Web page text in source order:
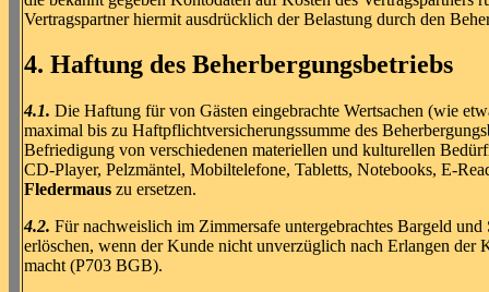
Vertragspartner hiermit ausdrücklich der Belastung durch den
4. Haftung des Beherbergungsbetriebs
4.1. Die Haftung für von Gästen eingebrachte Wertsachen (wie
maximal bis zu Haftpflichtversicherungssumme des
Befriedigung von verschiedenen materiellen und kulturellen
CD-Player, Pelzmäntel, Mobiltelefone, Tabletts, Notebooks, E-
Fledermaus zu ersetzen.
4.2. Für nachweislich im Zimmersafe untergebrachtes Bargeld
erlöschen, wenn der Kunde nicht unverzüglich nach Erlangen der
macht (P703 BGB).